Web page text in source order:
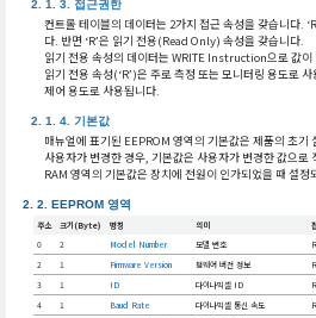
접근권한
컨트롤 테이블의 데이터는 2가지 접근 속성을 갖습니다.
다. 반면 ‘R’은 읽기 전용(Read Only) 속성을 갖습니다.
읽기 전용 속성의 데이터는 WRITE Instruction으로 값이
읽기 전용 속성(‘R’)은 주로 측정 또는 모니터링 용도로
제어 용도로 사용됩니다.
기본값
매뉴얼에 표기된 EEPROM 영역의 기본값은 제품의 초
사용자가 변경한 경우, 기본값은 사용자가 변경한 값으로
RAM 영역의 기본값은 장치에 전원이 인가되었을 때 설정
EEPROM 영역
주소 크기(Byte) 명칭 의미
0
2 Model Number 모델 번호 R
2
1 Firmware Version 펌웨어 버전 정보 R
3
1 ID 다이나믹셀 ID
4
1 Baud Rate 다이나믹셀 통신 속도